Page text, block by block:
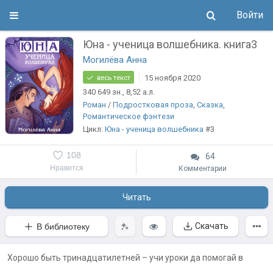
Войти
Юна - ученица волшебника. книга3
Могилёва Анна
весь текст
15 ноября 2020
340 649 зн., 8,52 а.л.
Роман / Подростковая проза, Сказка,
Романтическое фэнтези
Цикл: Юна - ученица волшебника #3
Нравится
108 64
Комментарии
Читать
В библиотеку Скачать
Хорошо быть тринадцатилетней – учи уроки да помогай в